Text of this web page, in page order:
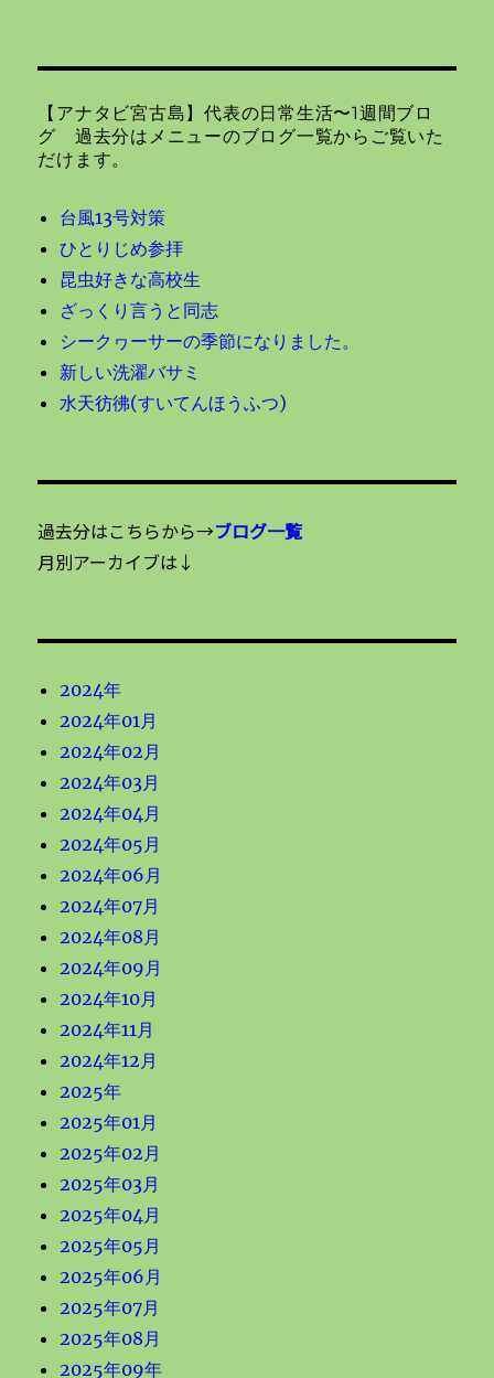
【アナタビ宮古島】代表の日常生活〜1週間ブロ
グ 過去分はメニューのブログ一覧からご覧いた
だけます。
台風13号対策
ひとりじめ参拝
昆虫好きな高校生
ざっくり言うと同志
シークヮーサーの季節になりました。
新しい洗濯バサミ
水天彷彿(すいてんほうふつ)
過去分はこちらから→ブログ一覧
月別アーカイブは↓
2024年
2024年01月
2024年02月
2024年03月
2024年04月
2024年05月
2024年06月
2024年07月
2024年08月
2024年09月
2024年10月
2024年11月
2024年12月
2025年
2025年01月
2025年02月
2025年03月
2025年04月
2025年05月
2025年06月
2025年07月
2025年08月
2025年09年